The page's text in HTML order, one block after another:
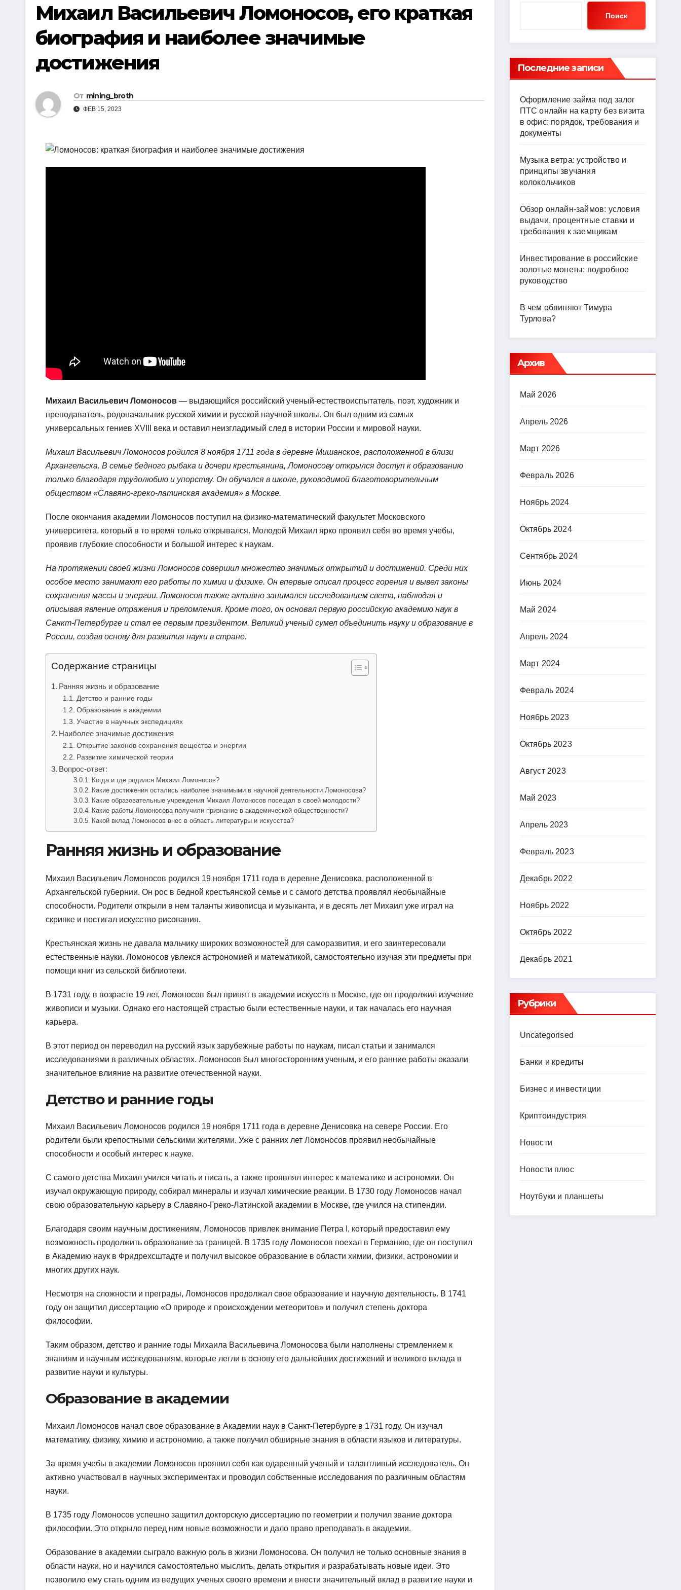
Михаил Васильевич Ломоносов, его краткая
биография и наиболее значимые
достижения
От mining_broth
ФЕВ 15, 2023
Михаил Васильевич Ломоносов — выдающийся российский ученый-естествоиспытатель, поэт, художник и
преподаватель, родоначальник русской химии и русской научной школы. Он был одним из самых
универсальных гениев XVIII века и оставил неизгладимый след в истории России и мировой науки.
Михаил Васильевич Ломоносов родился 8 ноября 1711 года в деревне Мишанское, расположенной в близи
Архангельска. В семье бедного рыбака и дочери крестьянина, Ломоносову открылся доступ к образованию
только благодаря трудолюбию и упорству. Он обучался в школе, руководимой благотоворительным
обществом «Славяно-греко-латинская академия» в Москве.
После окончания академии Ломоносов поступил на физико-математический факультет Московского
университета, который в то время только открывался. Молодой Михаил ярко проявил себя во время учебы,
проявив глубокие способности и большой интерес к наукам.
На протяжении своей жизни Ломоносов совершил множество значимых открытий и достижений. Среди них
особое место занимают его работы по химии и физике. Он впервые описал процесс горения и вывел законы
сохранения массы и энергии. Ломоносов также активно занимался исследованием света, наблюдая и
описывая явление отражения и преломления. Кроме того, он основал первую российскую академию наук в
Санкт-Петербурге и стал ее первым президентом. Великий ученый сумел объединить науку и образование в
России, создав основу для развития науки в стране.
Содержание страницы
Ранняя жизнь и образование
Детство и ранние годы
Образование в академии
Участие в научных экспедициях
Наиболее значимые достижения
Открытие законов сохранения вещества и энергии
Развитие химической теории
Вопрос-ответ:
Когда и где родился Михаил Ломоносов?
Какие достижения остались наиболее значимыми в научной деятельности Ломоносова?
Какие образовательные учреждения Михаил Ломоносов посещал в своей молодости?
Какие работы Ломоносова получили признание в академической общественности?
Какой вклад Ломоносов внес в область литературы и искусства?
Ранняя жизнь и образование
Михаил Васильевич Ломоносов родился 19 ноября 1711 года в деревне Денисовка, расположенной в
Архангельской губернии. Он рос в бедной крестьянской семье и с самого детства проявлял необычайные
способности. Родители открыли в нем таланты живописца и музыканта, и в десять лет Михаил уже играл на
скрипке и постигал искусство рисования.
Крестьянская жизнь не давала мальчику широких возможностей для саморазвития, и его заинтересовали
естественные науки. Ломоносов увлекся астрономией и математикой, самостоятельно изучая эти предметы при
помощи книг из сельской библиотеки.
В 1731 году, в возрасте 19 лет, Ломоносов был принят в академии искусств в Москве, где он продолжил изучение
живописи и музыки. Однако его настоящей страстью были естественные науки, и так началась его научная
карьера.
В этот период он переводил на русский язык зарубежные работы по наукам, писал статьи и занимался
исследованиями в различных областях. Ломоносов был многосторонним ученым, и его ранние работы оказали
значительное влияние на развитие отечественной науки.
Детство и ранние годы
Михаил Васильевич Ломоносов родился 19 ноября 1711 года в деревне Денисовка на севере России. Его
родители были крепостными сельскими жителями. Уже с ранних лет Ломоносов проявил необычайные
способности и особый интерес к науке.
С самого детства Михаил учился читать и писать, а также проявлял интерес к математике и астрономии. Он
изучал окружающую природу, собирал минералы и изучал химические реакции. В 1730 году Ломоносов начал
свою образовательную карьеру в Славяно-Греко-Латинской академии в Москве, где учился на стипендии.
Благодаря своим научным достижениям, Ломоносов привлек внимание Петра I, который предоставил ему
возможность продолжить образование за границей. В 1735 году Ломоносов поехал в Германию, где он поступил
в Академию наук в Фридрехсштадте и получил высокое образование в области химии, физики, астрономии и
многих других наук.
Несмотря на сложности и преграды, Ломоносов продолжал свое образование и научную деятельность. В 1741
году он защитил диссертацию «О природе и происхождении метеоритов» и получил степень доктора
философии.
Таким образом, детство и ранние годы Михаила Васильевича Ломоносова были наполнены стремлением к
знаниям и научным исследованиям, которые легли в основу его дальнейших достижений и великого вклада в
развитие науки и культуры.
Образование в академии
Михаил Ломоносов начал свое образование в Академии наук в Санкт-Петербурге в 1731 году. Он изучал
математику, физику, химию и астрономию, а также получил обширные знания в области языков и литературы.
За время учебы в академии Ломоносов проявил себя как одаренный ученый и талантливый исследователь. Он
активно участвовал в научных экспериментах и проводил собственные исследования по различным областям
науки.
В 1735 году Ломоносов успешно защитил докторскую диссертацию по геометрии и получил звание доктора
философии. Это открыло перед ним новые возможности и дало право преподавать в академии.
Образование в академии сыграло важную роль в жизни Ломоносова. Он получил не только основные знания в
области науки, но и научился самостоятельно мыслить, делать открытия и разрабатывать новые идеи. Это
позволило ему стать одним из ведущих ученых своего времени и внести значительный вклад в развитие науки и
Поиск
Последние записи
Оформление займа под залог
ПТС онлайн на карту без визита
в офис: порядок, требования и
документы
Музыка ветра: устройство и
принципы звучания
колокольчиков
Обзор онлайн-займов: условия
выдачи, процентные ставки и
требования к заемщикам
Инвестирование в российские
золотые монеты: подробное
руководство
В чем обвиняют Тимура
Турлова?
Архив
Май 2026
Апрель 2026
Март 2026
Февраль 2026
Ноябрь 2024
Октябрь 2024
Сентябрь 2024
Июнь 2024
Май 2024
Апрель 2024
Март 2024
Февраль 2024
Ноябрь 2023
Октябрь 2023
Август 2023
Май 2023
Апрель 2023
Февраль 2023
Декабрь 2022
Ноябрь 2022
Октябрь 2022
Декабрь 2021
Рубрики
Uncategorised
Банки и кредиты
Бизнес и инвестиции
Криптоиндустрия
Новости
Новости плюс
Ноутбуки и планшеты